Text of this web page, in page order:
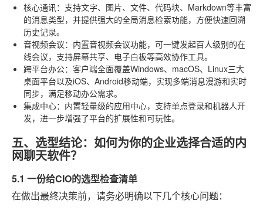
核心通讯：支持文字、图片、文件、代码块、Markdown等丰富
的消息类型，并提供强大的全局消息检索功能，方便快速回溯
历史记录。
音视频会议：内置音视频会议功能，可一键发起百人级别的在
线会议，支持屏幕共享、电子白板等高效协作工具。
跨平台办公：客户端全面覆盖Windows、macOS、Linux三大
桌面平台以及iOS、Android移动端，实现多端消息漫游和实时
同步，满足移动办公需求。
集成中心：内置轻量级的应用中心，支持单点登录和机器人开
发，进一步增强了平台的扩展性和可玩性。
五、选型结论：如何为你的企业选择合适的内
网聊天软件？
5.1 一份给CIO的选型检查清单
在做出最终决策前，请务必明确以下几个核心问题：